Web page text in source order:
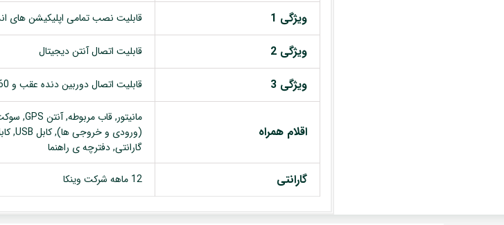
ویژگی 1 قابلیت نصب تمامی اپلیکیشن های
ویژگی 2 قابلیت اتصال آنتن دیجیتال
ویژگی 3 قابلیت اتصال دوربین دنده عقب و 360 درجه
اقلام همراه
گارانتی, دفترچه ی راهنما
گارانتی 12 ماهه شرکت وینکا